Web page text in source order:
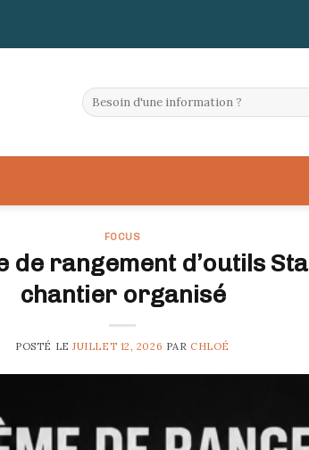
FOCUS
de rangement d’outils
chantier organisé
POSTÉ LEJUILLET 12, 2026 PAR CHLOÉ